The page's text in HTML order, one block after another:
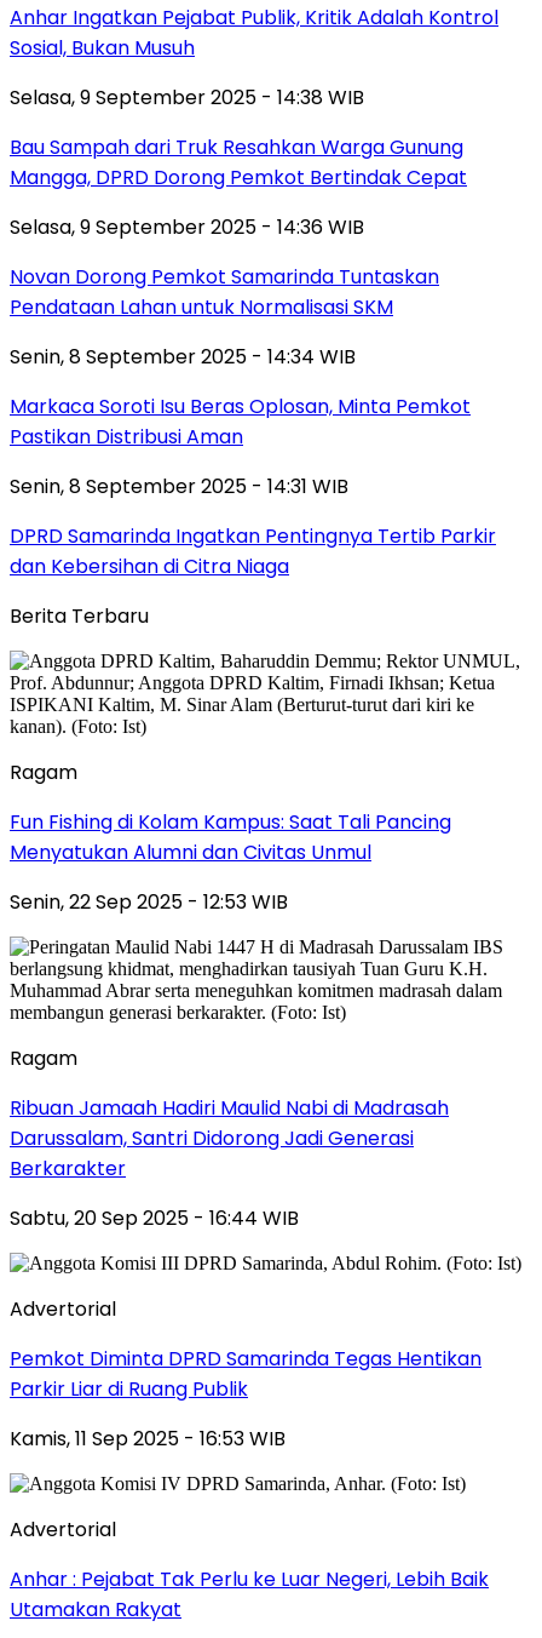
Anhar Ingatkan Pejabat Publik, Kritik Adalah Kontrol
Sosial, Bukan Musuh
Selasa, 9 September 2025 - 14:38 WIB
Bau Sampah dari Truk Resahkan Warga Gunung
Mangga, DPRD Dorong Pemkot Bertindak Cepat
Selasa, 9 September 2025 - 14:36 WIB
Novan Dorong Pemkot Samarinda Tuntaskan
Pendataan Lahan untuk Normalisasi SKM
Senin, 8 September 2025 - 14:34 WIB
Markaca Soroti Isu Beras Oplosan, Minta Pemkot
Pastikan Distribusi Aman
Senin, 8 September 2025 - 14:31 WIB
DPRD Samarinda Ingatkan Pentingnya Tertib Parkir
dan Kebersihan di Citra Niaga
Berita Terbaru
Ragam
Fun Fishing di Kolam Kampus: Saat Tali Pancing
Menyatukan Alumni dan Civitas Unmul
Senin, 22 Sep 2025 - 12:53 WIB
Ragam
Ribuan Jamaah Hadiri Maulid Nabi di Madrasah
Darussalam, Santri Didorong Jadi Generasi
Berkarakter
Sabtu, 20 Sep 2025 - 16:44 WIB
Advertorial
Pemkot Diminta DPRD Samarinda Tegas Hentikan
Parkir Liar di Ruang Publik
Kamis, 11 Sep 2025 - 16:53 WIB
Advertorial
Anhar : Pejabat Tak Perlu ke Luar Negeri, Lebih Baik
Utamakan Rakyat